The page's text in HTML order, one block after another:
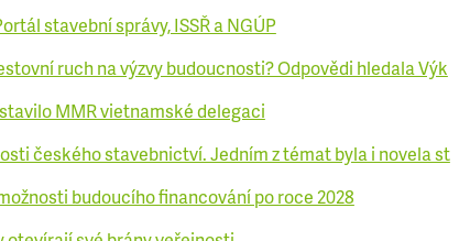
stavební správy, ISSŘ a NGÚP
ruch na výzvy budoucnosti? Odpovědi hledala Výk
MMR vietnamské delegaci
českého stavebnictví. Jedním z témat byla i novela st
budoucího financování po roce 2028